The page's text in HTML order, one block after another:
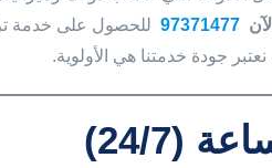
97371477 للحصول على خدمة
جودة خدمتنا هي الأولوية.
(24/7)